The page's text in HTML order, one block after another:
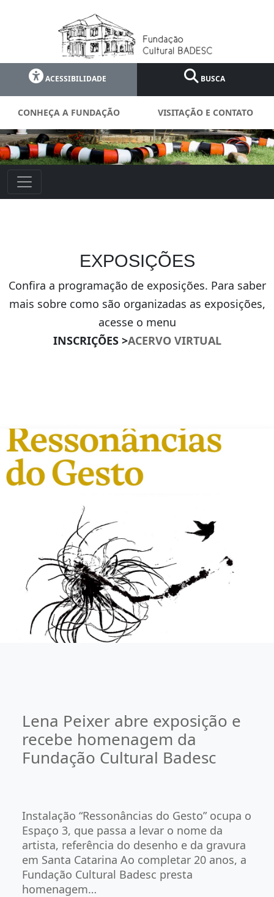
ACESSIBILIDADE BUSCA
CONHEÇA A FUNDAÇÃO VISITAÇÃO E CONTATO
EXPOSIÇÕES
Confira a programação de exposições. Para saber
mais sobre como são organizadas as exposições,
acesse o menu
INSCRIÇÕES >ACERVO VIRTUAL
Lena Peixer abre exposição e
recebe homenagem da
Fundação Cultural Badesc
Instalação “Ressonâncias do Gesto” ocupa o
Espaço 3, que passa a levar o nome da
artista, referência do desenho e da gravura
em Santa Catarina Ao completar 20 anos, a
Fundação Cultural Badesc presta
homenagem…